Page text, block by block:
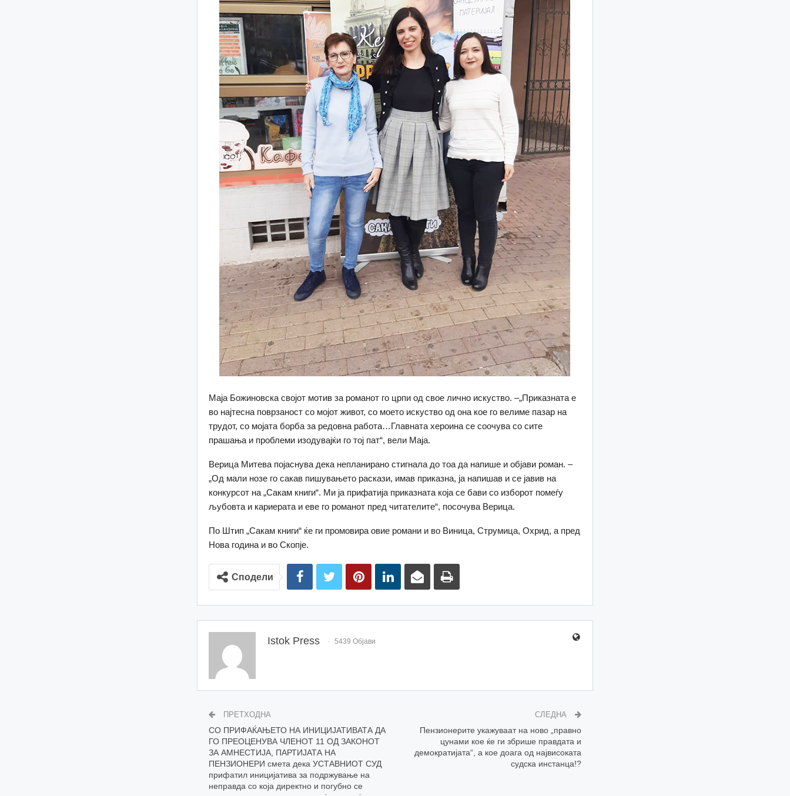
Маја Божиновска својот мотив за романот го црпи од свое лично искуство. –„Приказната е
во најтесна поврзаност со мојот живот, со моето искуство од она кое го велиме пазар на
трудот, со мојата борба за редовна работа…Главната хероина се соочува со сите
прашања и проблеми изодувајќи го тој пат“, вели Маја.
Верица Митева појаснува дека непланирано стигнала до тоа да напише и објави роман. –
„Од мали нозе го сакав пишувањето раскази, имав приказна, ја напишав и се јавив на
конкурсот на „Сакам книги“. Ми ја прифатија приказната која се бави со изборот помеѓу
љубовта и кариерата и еве го романот пред читателите“, посочува Верица.
По Штип „Сакам книги“ ќе ги промовира овие романи и во Виница, Струмица, Охрид, а пред
Нова година и во Скопје.
Сподели
Istok Press 5439 Објави
ПРЕТХОДНА
СО ПРИФАЌАЊЕТО НА ИНИЦИЈАТИВАТА ДА
ГО ПРЕОЦЕНУВА ЧЛЕНОТ 11 ОД ЗАКОНОТ
ЗА АМНЕСТИЈА, ПАРТИЈАТА НА
ПЕНЗИОНЕРИ смета дека УСТАВНИОТ СУД
прифатил иницијатива за подржување на
неправда со која директно и погубно се
СЛЕДНА
Пензионерите укажуваат на ново „правно
цунами кое ќе ги збрише правдата и
демократијата“, а кое доага од највисоката
судска инстанца!?